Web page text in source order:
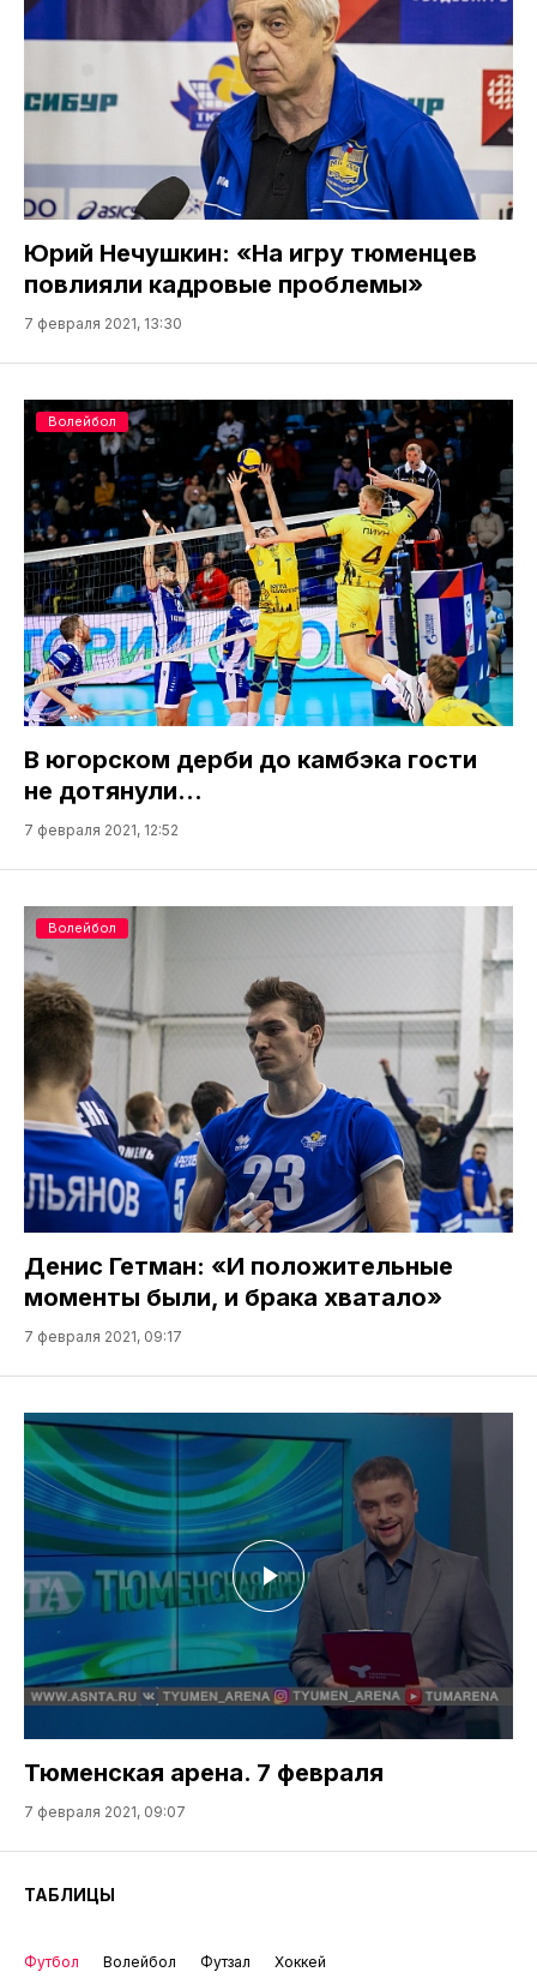
Юрий Нечушкин: «На игру тюменцев
повлияли кадровые проблемы»
7 февраля 2021, 13:30
В югорском дерби до камбэка гости
не дотянули…
7 февраля 2021, 12:52
Волейбол
Денис Гетман: «И положительные
моменты были, и брака хватало»
7 февраля 2021, 09:17
Волейбол
Тюменская арена. 7 февраля
7 февраля 2021, 09:07
ТАБЛИЦЫ
Футбол Волейбол Футзал Хоккей